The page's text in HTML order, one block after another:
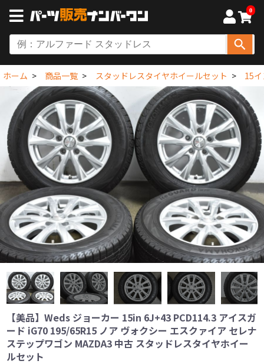
0
ホーム 商品一覧 スタッドレスタイヤホイールセット 15
【美品】Weds ジョーカー 15in 6J+43 PCD114.3 アイスガ
ード iG70 195/65R15 ノア ヴォクシー エスクァイア セレナ
ステップワゴン MAZDA3 中古 スタッドレスタイヤホイー
ルセット